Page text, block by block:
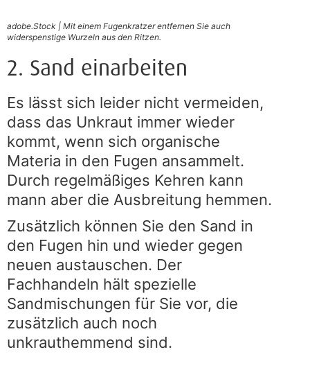
adobe.Stock | Mit einem Fugenkratzer entfernen Sie auch
widerspenstige Wurzeln aus den Ritzen.
2. Sand einarbeiten
Es lässt sich leider nicht vermeiden,
dass das Unkraut immer wieder
kommt, wenn sich organische
Materia in den Fugen ansammelt.
Durch regelmäßiges Kehren kann
mann aber die Ausbreitung hemmen.
Zusätzlich können Sie den Sand in
den Fugen hin und wieder gegen
neuen austauschen. Der
Fachhandeln hält spezielle
Sandmischungen für Sie vor, die
zusätzlich auch noch
unkrauthemmend sind.